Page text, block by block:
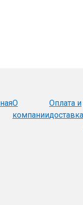
О
компании
Оплата и
доставка